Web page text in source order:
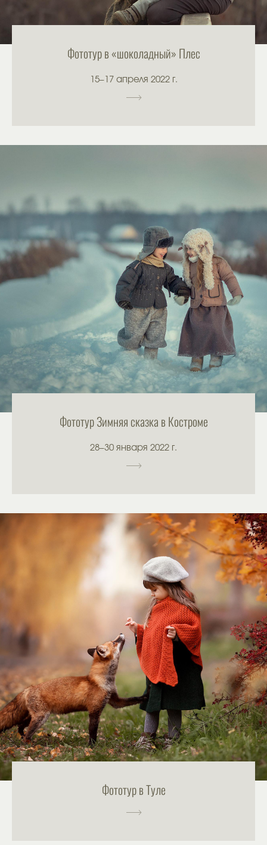
Фототур в «шоколадный» Плес
15–17 апреля 2022 г.
Фототур Зимняя сказка в Костроме
28–30 января 2022 г.
Фототур в Туле